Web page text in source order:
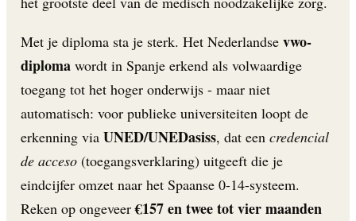
Met je diploma sta je sterk. Het Nederlandse vwo-
diploma wordt in Spanje erkend als volwaardige
toegang tot het hoger onderwijs - maar niet
automatisch: voor publieke universiteiten loopt de
erkenning via UNED/UNEDasiss, dat een credencial
de acceso (toegangsverklaring) uitgeeft die je
eindcijfer omzet naar het Spaanse 0-14-systeem.
Reken op ongeveer€157 en twee tot vier maanden